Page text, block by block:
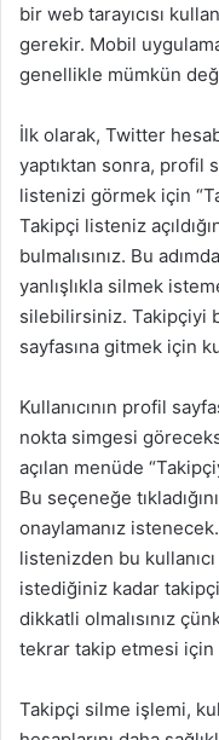
bir web tarayıcısı
gerekir. Mobil
genellikle mümkün
İlk olarak, Twitter
yaptıktan sonra, profil
listenizi görmek için
Takipçi listeniz
bulmalısınız. Bu
yanlışlıkla silmek
silebilirsiniz. Takipçiyi
sayfasına gitmek için
Kullanıcının profil
nokta simgesi
açılan menüde
Bu seçeneğe
onaylamanız
listenizden bu kullanıcı
istediğiniz kadar
dikkatli olmalısınız
tekrar takip etmesi
Takipçi silme işlemi,